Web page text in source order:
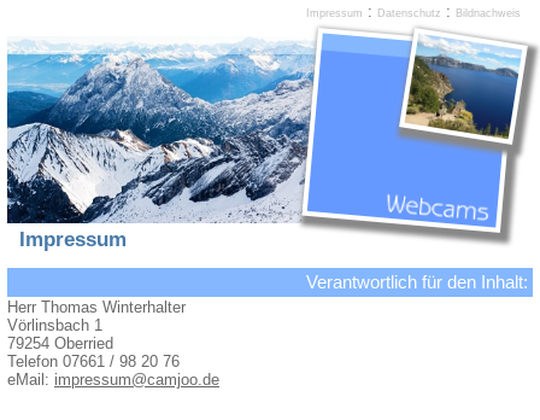
Impressum
Verantwortlich für den Inhalt:
Herr Thomas Winterhalter
Vörlinsbach 1
79254 Oberried
Telefon 07661 / 98 20 76
eMail: impressum@camjoo.de
Impressum : Datenschutz : Bildnachweis